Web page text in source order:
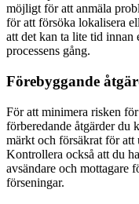
möjligt för att anmäla
för att försöka lokalisera
att det kan ta lite tid innan
processens gång.
Förebyggande
För att minimera risken
förberedande åtgärder du
märkt och försäkrat för att
Kontrollera också att du
avsändare och mottagare
förseningar.